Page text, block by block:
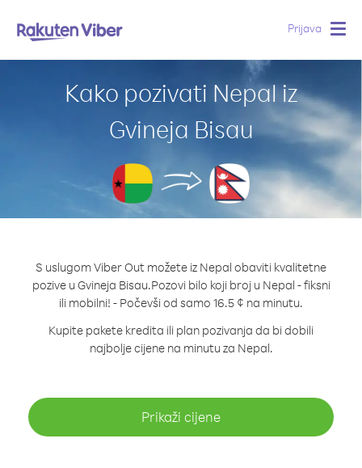
Prijava
Kako pozivati Nepal iz
Gvineja Bisau
S uslugom Viber Out možete iz Nepal obaviti kvalitetne
pozive u Gvineja Bisau.Pozovi bilo koji broj u Nepal - fiksni
ili mobilni! - Počevši od samo 16.5 ¢ na minutu.
Kupite pakete kredita ili plan pozivanja da bi dobili
najbolje cijene na minutu za Nepal.
Prikaži cijene